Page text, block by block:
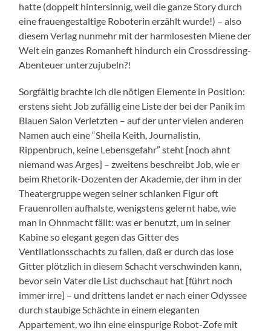
hatte (doppelt hintersinnig, weil die ganze Story durch
eine frauengestaltige Roboterin erzählt wurde!) – also
diesem Verlag nunmehr mit der harmlosesten Miene der
Welt ein ganzes Romanheft hindurch ein Crossdressing-
Abenteuer unterzujubeln?!
Sorgfältig brachte ich die nötigen Elemente in Position:
erstens sieht Job zufällig eine Liste der bei der Panik im
Blauen Salon Verletzten – auf der unter vielen anderen
Namen auch eine “Sheila Keith, Journalistin,
Rippenbruch, keine Lebensgefahr” steht [noch ahnt
niemand was Arges] – zweitens beschreibt Job, wie er
beim Rhetorik-Dozenten der Akademie, der ihm in der
Theatergruppe wegen seiner schlanken Figur oft
Frauenrollen aufhalste, wenigstens gelernt habe, wie
man in Ohnmacht fällt: was er benutzt, um in seiner
Kabine so elegant gegen das Gitter des
Ventilationsschachts zu fallen, daß er durch das lose
Gitter plötzlich in diesem Schacht verschwinden kann,
bevor sein Vater die List duchschaut hat [führt noch
immer irre] – und drittens landet er nach einer Odyssee
durch staubige Schächte in einem eleganten
Appartement, wo ihn eine einspurige Robot-Zofe mit